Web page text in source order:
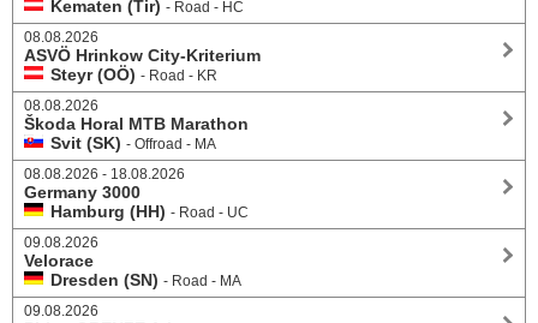
Kematen (Tir) - Road - HC
08.08.2026
ASVÖ Hrinkow City-Kriterium
Steyr (OÖ) - Road - KR
08.08.2026
Škoda Horal MTB Marathon
Svit (SK) - Offroad - MA
08.08.2026 - 18.08.2026
Germany 3000
Hamburg (HH) - Road - UC
09.08.2026
Velorace
Dresden (SN) - Road - MA
09.08.2026